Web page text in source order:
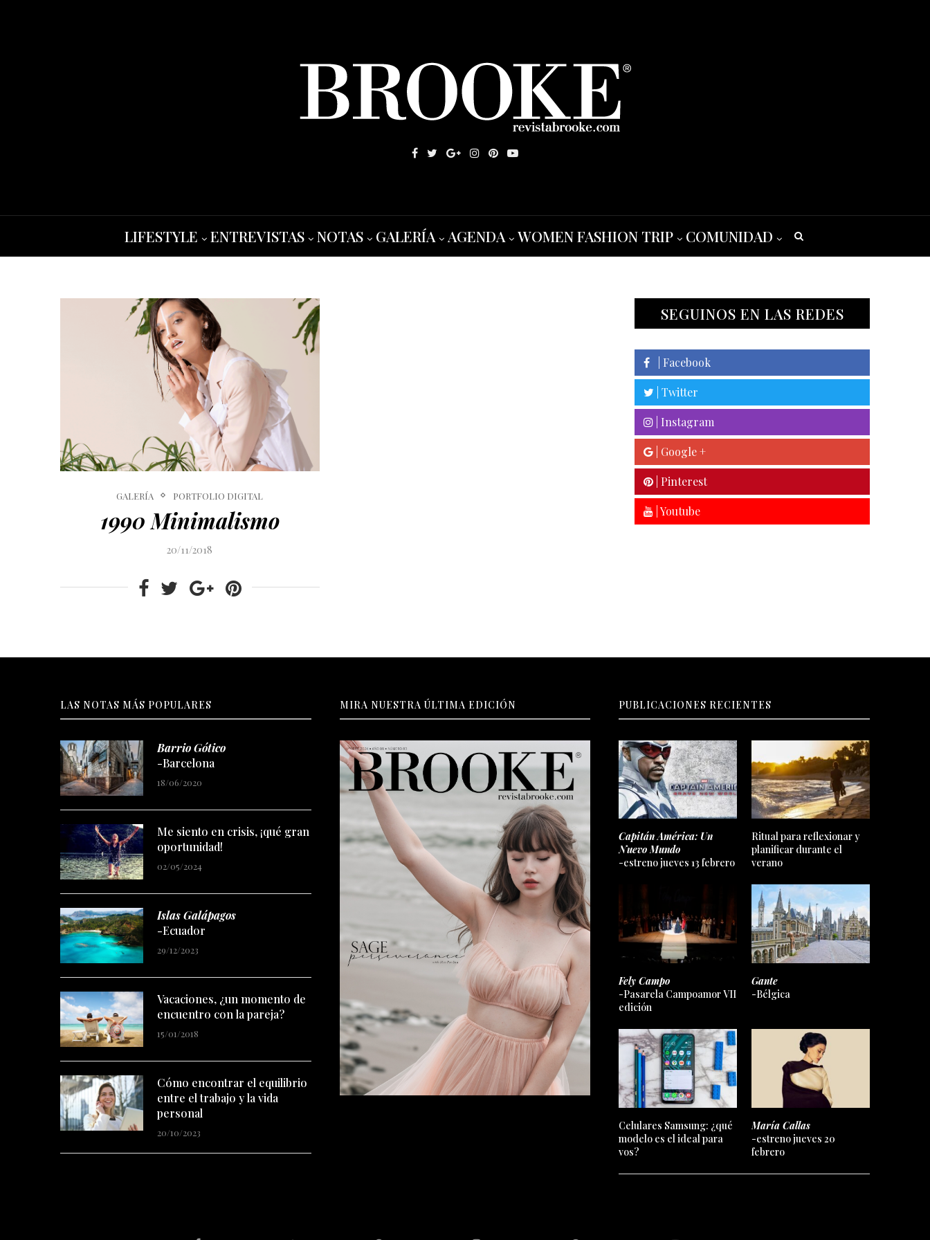
LIFESTYLE ENTREVISTAS NOTAS GALERÍA AGENDA WOMEN FASHION TRIP COMUNIDAD
GALERÍA PORTFOLIO DIGITAL
1990 Minimalismo
20/11/2018
SEGUINOS EN LAS REDES
| Facebook
| Twitter
| Instagram
| Google +
| Pinterest
| Youtube
LAS NOTAS MÁS POPULARES
Barrio Gótico
-Barcelona
18/06/2020
Me siento en crisis, ¡qué gran
oportunidad!
02/05/2024
Islas Galápagos
-Ecuador
29/12/2023
Vacaciones, ¿un momento de
encuentro con la pareja?
15/01/2018
Cómo encontrar el equilibrio
entre el trabajo y la vida
personal
20/10/2023
MIRA NUESTRA ÚLTIMA EDICIÓN PUBLICACIONES RECIENTES
Capitán América: Un
Nuevo Mundo
-estreno jueves 13 febrero
Ritual para reflexionar y
planificar durante el
verano
Fely Campo
-Pasarela Campoamor VII
edición
Gante
-Bélgica
Celulares Samsung: ¿qué
modelo es el ideal para
vos?
María Callas
-estreno jueves 20
febrero